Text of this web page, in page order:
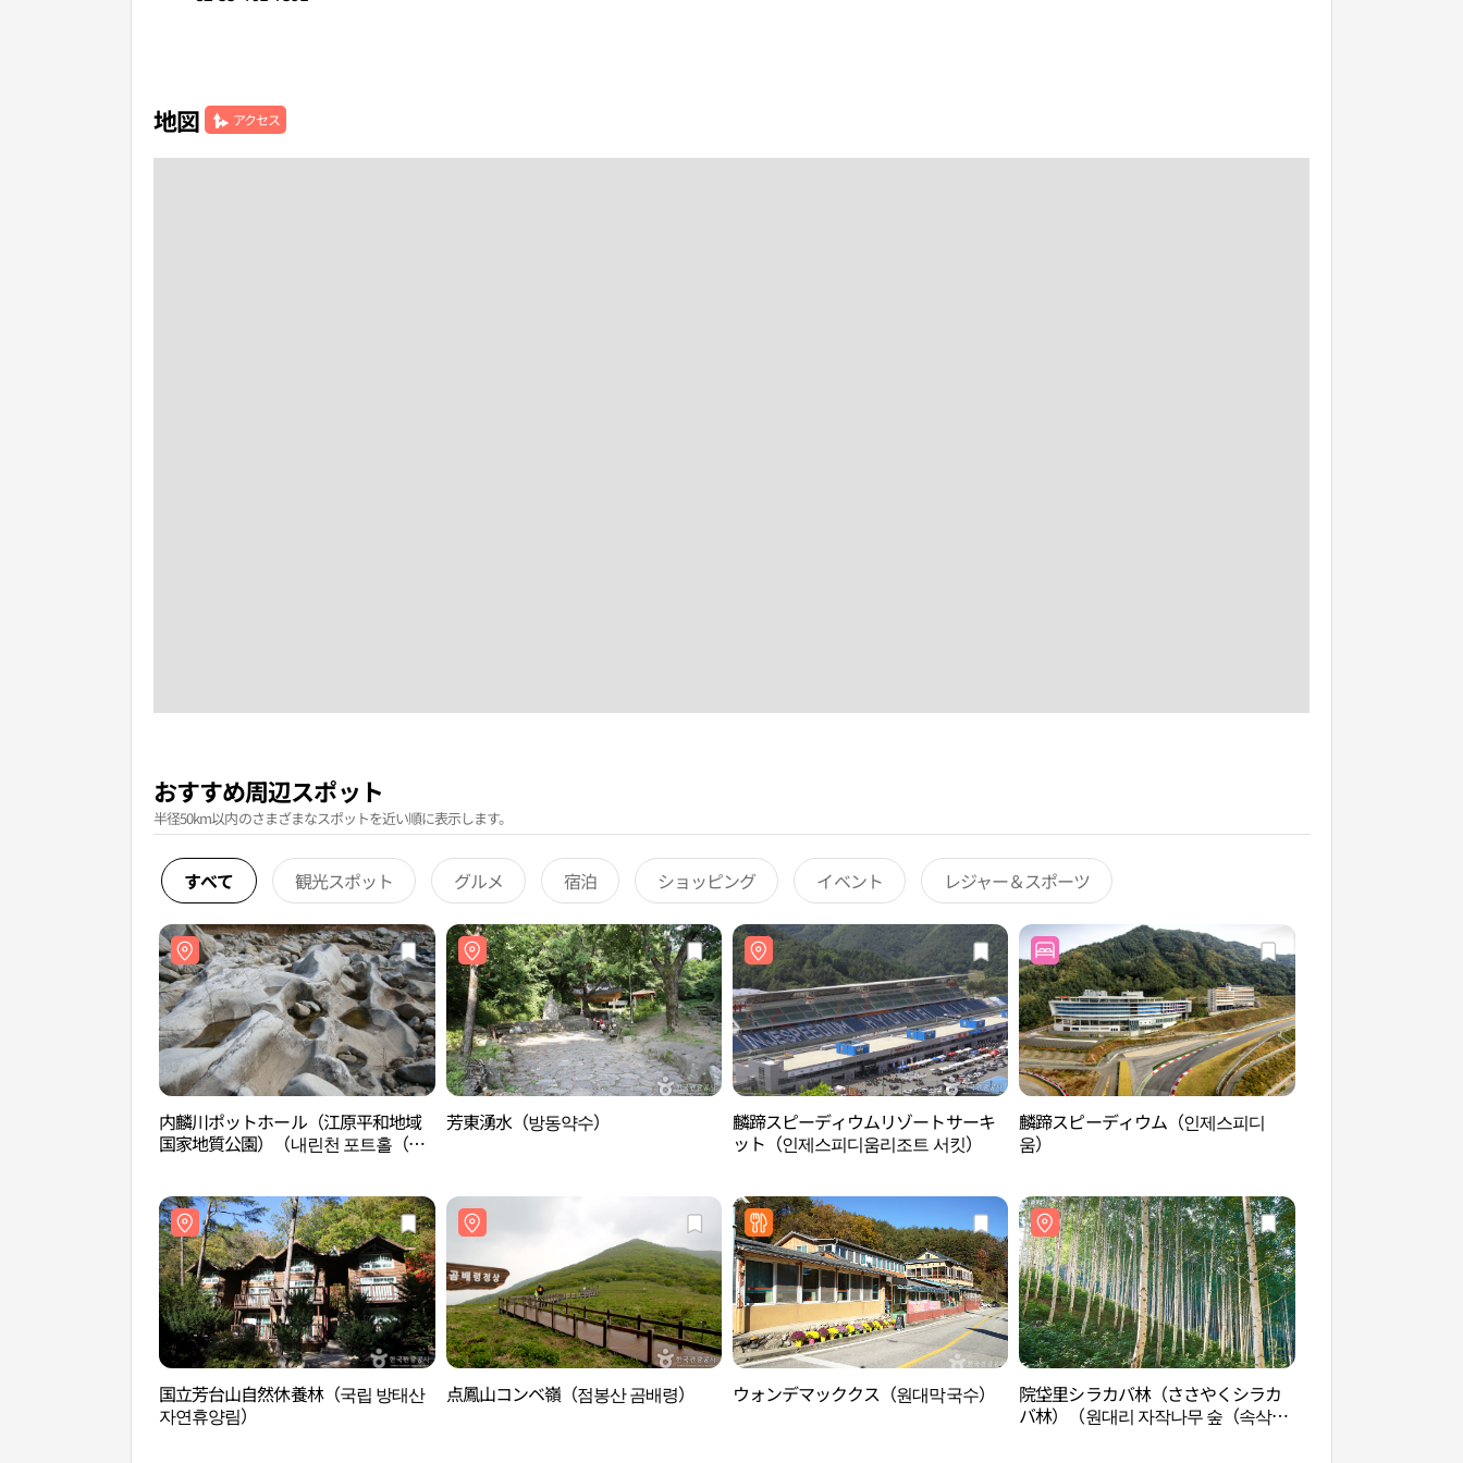
地図 アクセス
おすすめ周辺スポット
半径50km以内のさまざまなスポットを近い順に表示します。
すべて 観光スポット グルメ 宿泊 ショッピング イベント レジャー＆スポーツ
内麟川ポットホール（江原平和地域
国家地質公園）（내린천 포트홀（강
芳東湧水（방동약수）
麟蹄スピーディウムリゾートサーキ
ット（인제스피디움리조트 서킷）
麟蹄スピーディウム（인제스피디
움）
国立芳台山自然休養林（국립 방태산
자연휴양림）
点鳳山コンベ嶺（점봉산 곰배령） ウォンデマッククス（원대막국수）
院垈里シラカバ林（ささやくシラカ
バ林）（원대리 자작나무 숲（속삭이